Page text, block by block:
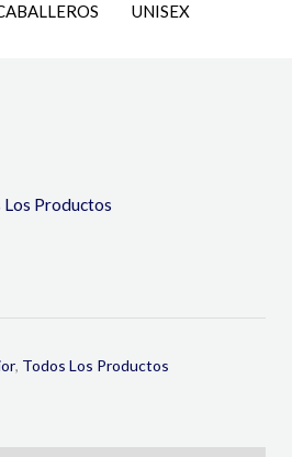
UNISEX
Los Productos
, Todos Los Productos